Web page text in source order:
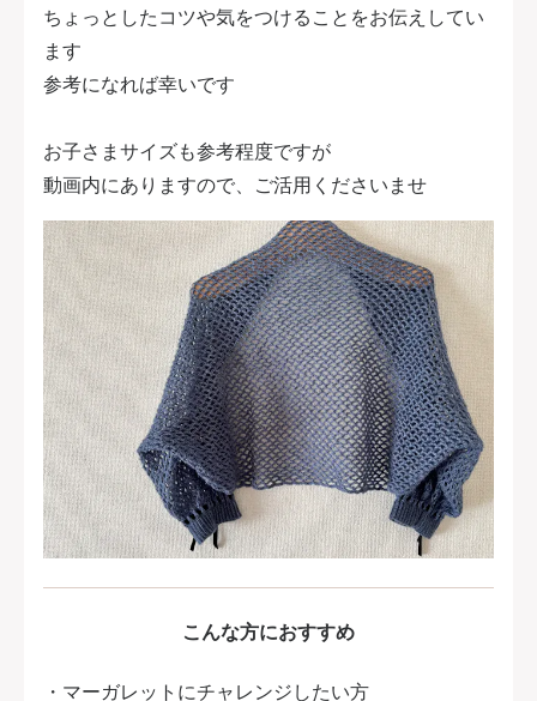
ちょっとしたコツや気をつけることをお伝えしてい
ます
参考になれば幸いです
お子さまサイズも参考程度ですが
動画内にありますので、ご活用くださいませ
こんな方におすすめ
・マーガレットにチャレンジしたい方